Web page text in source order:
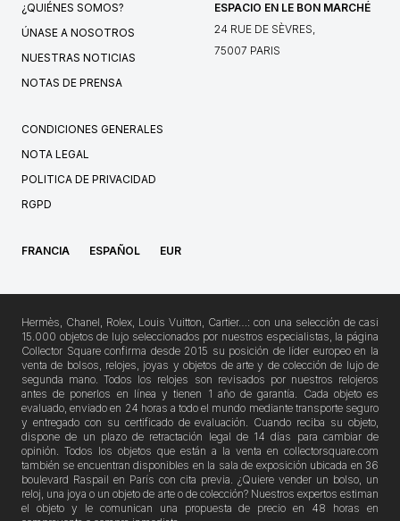
¿QUIÉNES SOMOS?
ÚNASE A NOSOTROS
NUESTRAS NOTICIAS
NOTAS DE PRENSA
ESPACIO EN LE BON MARCHÉ
24 RUE DE SÈVRES,
75007 PARIS
CONDICIONES GENERALES
NOTA LEGAL
POLITICA DE PRIVACIDAD
RGPD
FRANCIA ESPAÑOL EUR
Hermès, Chanel, Rolex, Louis Vuitton, Cartier…: con una selección de casi
15.000 objetos de lujo seleccionados por nuestros especialistas, la página
Collector Square confirma desde 2015 su posición de líder europeo en la
venta de bolsos, relojes, joyas y objetos de arte y de colección de lujo de
segunda mano. Todos los relojes son revisados por nuestros relojeros
antes de ponerlos en línea y tienen 1 año de garantía. Cada objeto es
evaluado, enviado en 24 horas a todo el mundo mediante transporte seguro
y entregado con su certificado de evaluación. Cuando reciba su objeto,
dispone de un plazo de retractación legal de 14 días para cambiar de
opinión. Todos los objetos que están a la venta en collectorsquare.com
también se encuentran disponibles en la sala de exposición ubicada en 36
boulevard Raspail en París con cita previa. ¿Quiere vender un bolso, un
reloj, una joya o un objeto de arte o de colección? Nuestros expertos estiman
el objeto y le comunican una propuesta de precio en 48 horas en